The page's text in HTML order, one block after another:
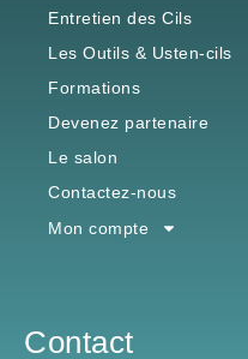
Les Outils & Usten-cils
Formations
Devenez partenaire
Le salon
Contactez-nous
Mon compte